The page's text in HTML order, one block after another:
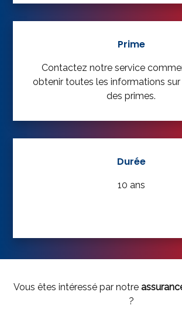
Prime
Contactez notre service
obtenir toutes les informations
des primes.
Durée
10 ans
Vous êtes intéressé par notre
?